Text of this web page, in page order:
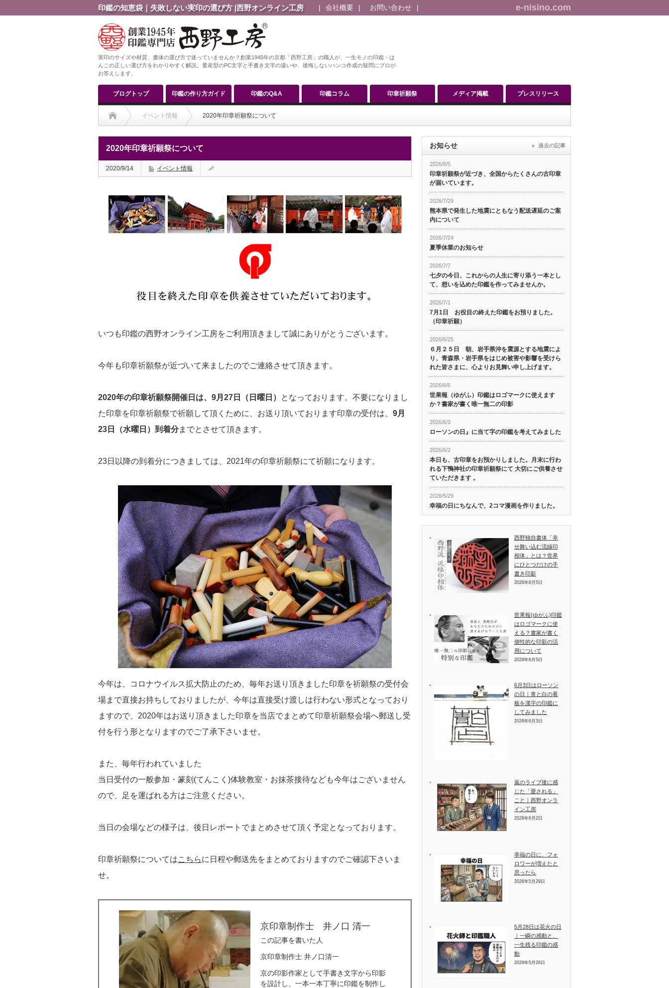
印鑑の知恵袋｜失敗しない実印の選び方 |西野オンライン工房 会社概要 お問い合わせ e-nisino.com
実印のサイズや材質、書体の選び方で迷っていませんか？創業1945年の京都「西野工房」の職人が、一生モノの印鑑・は
んこの正しい選び方をわかりやすく解説。量産型のPC文字と手書き文字の違いや、後悔しないハンコ作成の疑問にプロが
お答えします。
ブログトップ 印鑑の作り方ガイド 印鑑のQ&A 印鑑コラム 印章祈願祭 メディア掲載 プレスリリース
イベント情報 2020年印章祈願祭について
2020年印章祈願祭について
2020/9/14 イベント情報
いつも印鑑の西野オンライン工房をご利用頂きまして誠にありがとうございます。
今年も印章祈願祭が近づいて来ましたのでご連絡させて頂きます。
2020年の印章祈願祭開催日は、9月27日（日曜日）
となっております。不要になりまし
た印章を印章祈願祭で祈願して頂くために、お送り頂いております印章の受付は、 9月
23日（水曜日）到着分までとさせて頂きます。
23日以降の到着分につきましては、2021年の印章祈願祭にて祈願になります。
今年は、コロナウイルス拡大防止のため、毎年お送り頂きました印章を祈願祭の受付会
場まで直接お持ちしておりましたが、今年は直接受け渡しは行わない形式となっており
ますので、2020年はお送り頂きました印章を当店でまとめて印章祈願祭会場へ郵送し受
付を行う形となりますのでご了承下さいませ。
また、毎年行われていました
当日受付の一般参加・篆刻(てんこく)体験教室・お抹茶接待なども今年はございません
ので、足を運ばれる方はご注意ください。
当日の会場などの様子は、後日レポートでまとめさせて頂く予定となっております。
印章祈願祭についてはこちらに日程や郵送先をまとめておりますのでご確認下さいま
せ。
京印章制作士 井ノ口 清一
この記事を書いた人
京印章制作士 井ノ口清一
京の印影作家として手書き文字から印影
を設計し、一本一本丁寧に印鑑を制作し
お知らせ
2026/8/5
印章祈願祭が近づき、全国からたくさんの古印章
が届いています。
2026/7/29
熊本県で発生した地震にともなう配送遅延のご案
内について
2026/7/24
夏季休業のお知らせ
2026/7/7
七夕の今日、これからの人生に寄り添う一本とし
て、想いを込めた印鑑を作ってみませんか。
2026/7/1
7月1日 お役目の終えた印鑑をお預りました。
（印章祈願）
2026/6/25
６月２５日 朝、岩手県沖を震源とする地震によ
り、青森県・岩手県をはじめ被害や影響を受けら
れた皆さまに、心よりお見舞い申し上げます。
2026/6/5
世果報（ゆがふ）印鑑はロゴマークに使えます
か？書家が書く唯一無二の印影
2026/6/3
ローソンの日』に当て字の印鑑を考えてみました
2026/6/2
本日も、古印章をお預かりしました。月末に行わ
れる下鴨神社の印章祈願祭にて 大切にご供養させ
ていただきます 。
2026/5/29
幸福の日にちなんで、2コマ漫画を作りました。
過去の記事
西野独自書体「幸
せ舞い込む流線印
相体」とは？世界
にひとつだけの手
書き印影
2026年8月5日
世果報(ゆがふ)印鑑
はロゴマークに使
える？書家が書く
個性的な印影の活
用について
2026年6月5日
6月3日はローソン
の日｜青と白の看
板を漢字の印鑑に
してみました
2026年6月3日
嵐のライブ後に感
じた「愛される」
こと｜西野オンラ
イン工房
2026年6月2日
幸福の日に、フォ
ロワーが増えたと
思ったら
2026年5月29日
5月28日は花火の日
｜一瞬の感動と、
一生残る印鑑の感
動
2026年5月28日